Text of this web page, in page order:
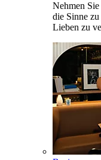
Nehmen
die Sinne
Lieben zu